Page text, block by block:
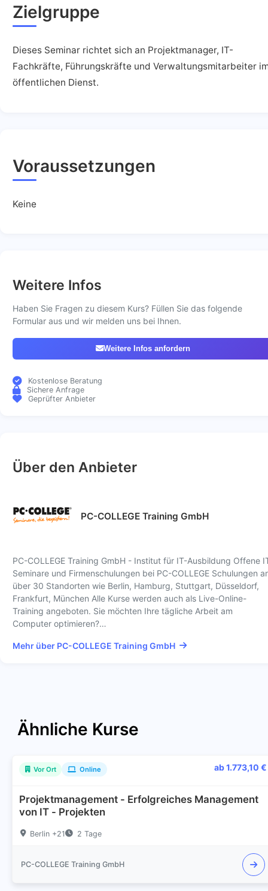
Zielgruppe
Dieses Seminar richtet sich an Projektmanager, IT-
Fachkräfte, Führungskräfte und Verwaltungsmitarbeiter
öffentlichen Dienst.
Voraussetzungen
Keine
Weitere Infos
Haben Sie Fragen zu diesem Kurs? Füllen Sie das folgende
Formular aus und wir melden uns bei Ihnen.
Weitere Infos anfordern
Kostenlose Beratung
Sichere Anfrage
Geprüfter Anbieter
Über den Anbieter
PC-COLLEGE Training GmbH
PC-COLLEGE Training GmbH - Institut für IT-Ausbildung Offene
Seminare und Firmenschulungen bei PC-COLLEGE Schulungen
über 30 Standorten wie Berlin, Hamburg, Stuttgart, Düsseldorf,
Frankfurt, München Alle Kurse werden auch als Live-Online-
Training angeboten. Sie möchten Ihre tägliche Arbeit am
Computer optimieren?…
Mehr über PC-COLLEGE Training GmbH
Ähnliche Kurse
Vor Ort Online ab 1.773,10 €
Projektmanagement - Erfolgreiches Management
von IT - Projekten
Berlin +21 2 Tage
PC-COLLEGE Training GmbH